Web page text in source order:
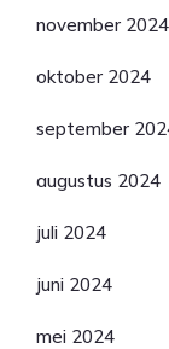
november 2024
oktober 2024
september
augustus 2024
juli 2024
juni 2024
mei 2024